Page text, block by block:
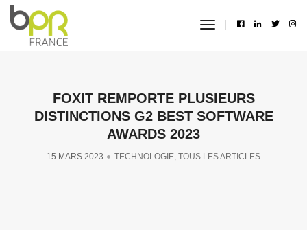
toggle
FOXIT REMPORTE PLUSIEURS
DISTINCTIONS G2 BEST SOFTWARE
AWARDS 2023
15 MARS 2023 TECHNOLOGIE, TOUS LES ARTICLES